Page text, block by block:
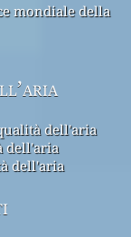
mondiale della
dell'aria
dell'aria
dell'aria